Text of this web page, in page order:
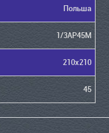
Польша
1/3АР45М
210x210
45